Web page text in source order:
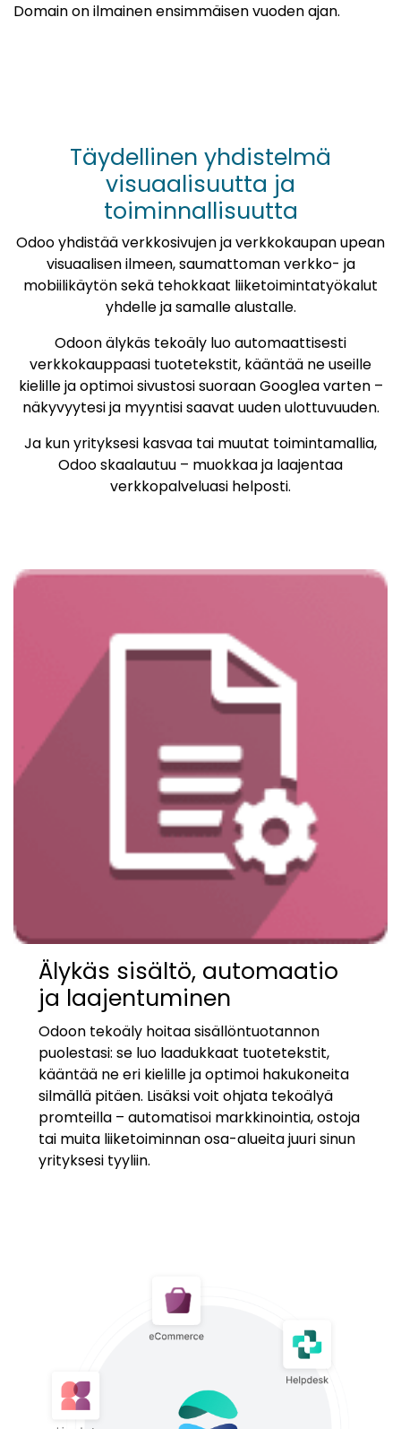
Domain on ilmainen ensimmäisen vuoden ajan.
Täydellinen yhdistelmä
visuaalisuutta ja
toiminnallisuutta
Odoo yhdistää verkkosivujen ja verkkokaupan upean
visuaalisen ilmeen, saumattoman verkko- ja
mobiilikäytön sekä tehokkaat liiketoimintatyökalut
yhdelle ja samalle alustalle.
Odoon älykäs tekoäly luo automaattisesti
verkkokauppaasi tuotetekstit, kääntää ne useille
kielille ja optimoi sivustosi suoraan Googlea varten –
näkyvyytesi ja myyntisi saavat uuden ulottuvuuden.
​Ja kun yrityksesi kasvaa tai muutat toimintamallia,
Odoo skaalautuu – muokkaa ja laajentaa
verkkopalveluasi helposti.
Älykäs sisältö, automaatio
ja laajentuminen
Odoon tekoäly hoitaa sisällöntuotannon
puolestasi: se luo laadukkaat tuotetekstit,
kääntää ne eri kielille ja optimoi hakukoneita
silmällä pitäen. Lisäksi voit ohjata tekoälyä
promteilla – automatisoi markkinointia, ostoja
tai muita liiketoiminnan osa-alueita juuri sinun
yrityksesi tyyliin.